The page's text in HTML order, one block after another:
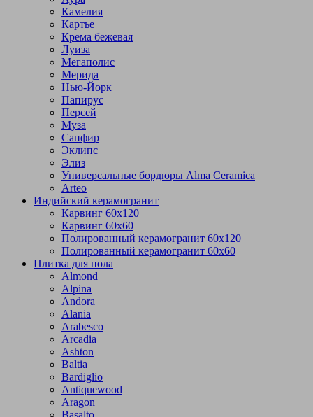
Камелия
Картье
Крема бежевая
Луиза
Мегаполис
Мерида
Нью-Йорк
Папирус
Персей
Муза
Сапфир
Эклипс
Элиз
Универсальные бордюры Alma Ceramica
Arteo
Индийский керамогранит
Карвинг 60х120
Карвинг 60х60
Полированный керамогранит 60х120
Полированный керамогранит 60х60
Плитка для пола
Almond
Alpina
Andora
Alania
Arabesco
Arcadia
Ashton
Baltia
Bardiglio
Antiquewood
Aragon
Basalto